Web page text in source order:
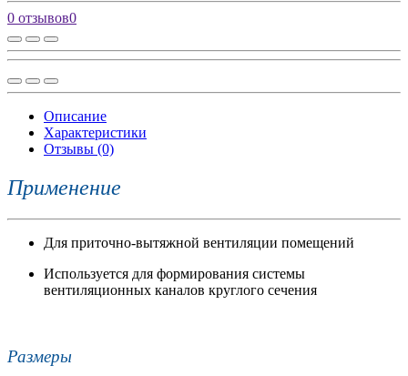
0 отзывов0
Описание
Характеристики
Отзывы (0)
Применение
Для приточно-вытяжной вентиляции помещений
Используется для формирования системы
вентиляционных каналов круглого сечения
Размеры